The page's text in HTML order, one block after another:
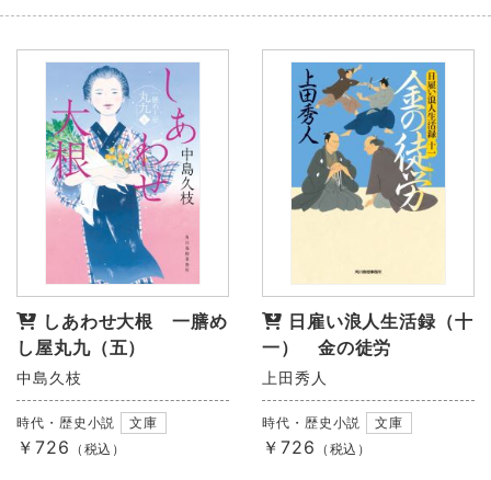
しあわせ大根 一膳め
し屋丸九（五）
中島久枝
時代・歴史小説 文庫
￥726 （税込）
日雇い浪人生活録（十
一） 金の徒労
上田秀人
時代・歴史小説 文庫
￥726 （税込）